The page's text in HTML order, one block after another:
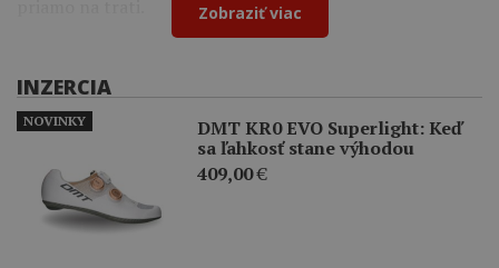
Zobraziť viac
INZERCIA
DMT KR0 EVO Superlight: Keď
sa ľahkosť stane výhodou
409,00€
NOVINKY